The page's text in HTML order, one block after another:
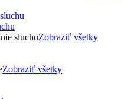
sluchuZobraziť všetky
Zobraziť všetky